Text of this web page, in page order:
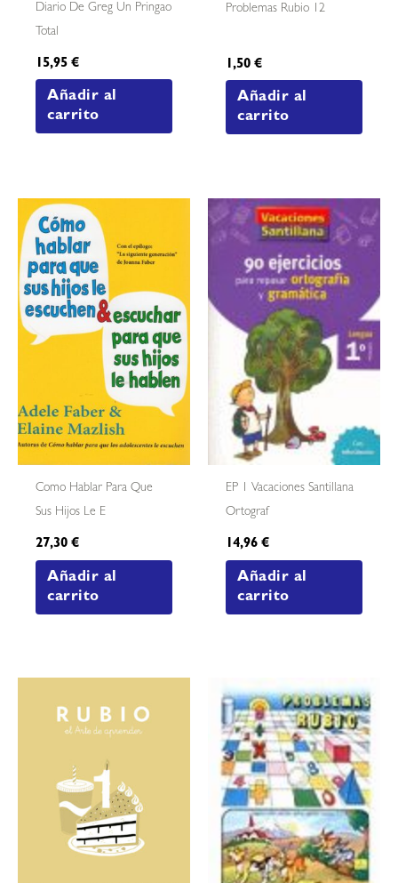
Diario De Greg Un Pringao
Total
15,95€
Añadir al
carrito
Problemas Rubio 12
1,50€
Añadir al
carrito
Como Hablar Para Que
Sus Hijos Le E
27,30€
Añadir al
carrito
EP 1 Vacaciones Santillana
Ortograf
14,96€
Añadir al
carrito